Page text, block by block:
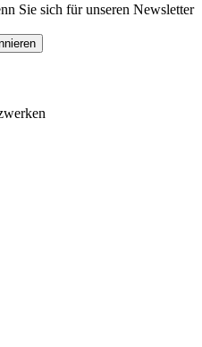
Sie sich für unseren Newsletter